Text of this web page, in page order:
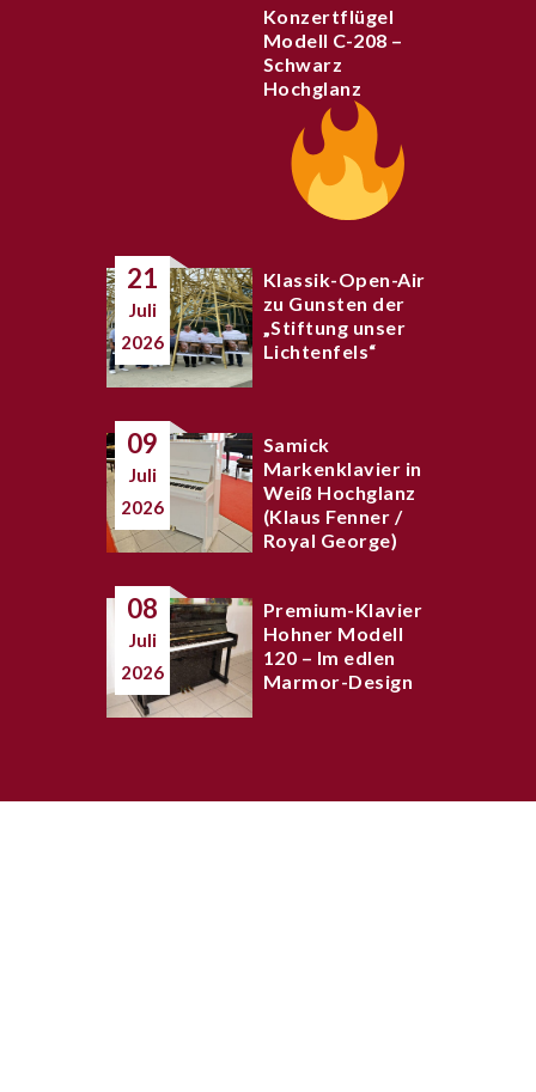
Konzertflügel
Modell C-208 –
Schwarz
Hochglanz
21
Juli
2026
Klassik-Open-Air
zu Gunsten der
„Stiftung unser
Lichtenfels“
09
Juli
2026
Samick
Markenklavier in
Weiß Hochglanz
(Klaus Fenner /
Royal George)
08
Juli
2026
Premium-Klavier
Hohner Modell
120 – Im edlen
Marmor-Design